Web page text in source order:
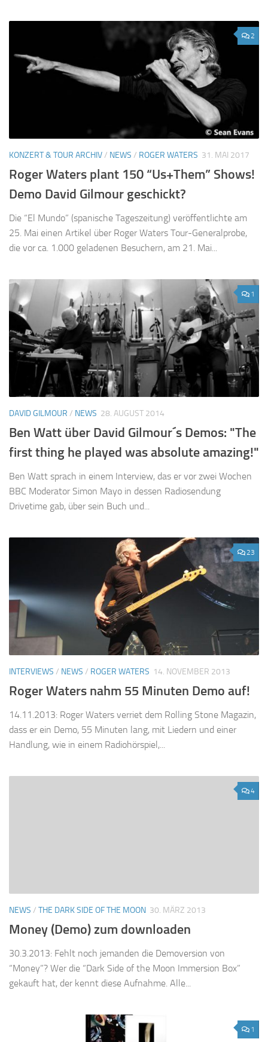
2
KONZERT & TOUR ARCHIV/ NEWS / ROGER WATERS 31. MAI 2017
Roger Waters plant 150 “Us+Them” Shows!
Demo David Gilmour geschickt?
Die “El Mundo” (spanische Tageszeitung) veröffentlichte am
25. Mai einen Artikel über Roger Waters Tour-Generalprobe,
die vor ca. 1.000 geladenen Besuchern, am 21. Mai...
1
DAVID GILMOUR / NEWS 28. AUGUST 2014
Ben Watt über David Gilmour´s Demos: "The
first thing he played was absolute amazing!"
Ben Watt sprach in einem Interview, das er vor zwei Wochen
BBC Moderator Simon Mayo in dessen Radiosendung
Drivetime gab, über sein Buch und...
23
INTERVIEWS / NEWS / ROGER WATERS 14. NOVEMBER 2013
Roger Waters nahm 55 Minuten Demo auf!
14.11.2013: Roger Waters verriet dem Rolling Stone Magazin,
dass er ein Demo, 55 Minuten lang, mit Liedern und einer
Handlung, wie in einem Radiohörspiel,...
4
NEWS / THE DARK SIDE OF THE MOON 30. MÄRZ 2013
Money (Demo) zum downloaden
30.3.2013: Fehlt noch jemanden die Demoversion von
“Money”? Wer die “Dark Side of the Moon Immersion Box”
gekauft hat, der kennt diese Aufnahme. Alle...
1